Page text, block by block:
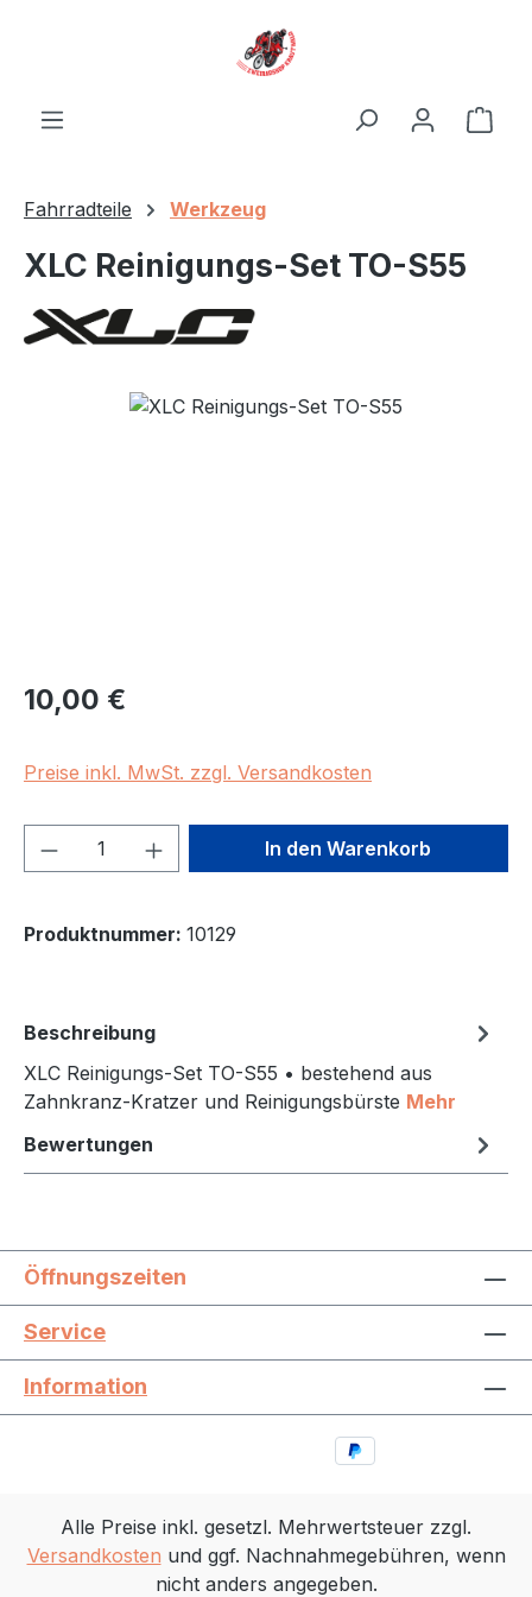
Fahrradteile Werkzeug
XLC Reinigungs-Set TO-S55
Bildergalerie überspringen
Regulärer Preis:
10,00 €
Preise inkl. MwSt. zzgl. Versandkosten
Produkt Anzahl: Gib denIn den Warenkorb
Produktnummer: 10129
Beschreibung
XLC Reinigungs-Set TO-S55 • bestehend aus
Zahnkranz-Kratzer und Reinigungsbürste Mehr
Bewertungen
Öffnungszeiten
Service
Information
Alle Preise inkl. gesetzl. Mehrwertsteuer zzgl.
Versandkosten und ggf. Nachnahmegebühren, wenn
nicht anders angegeben.